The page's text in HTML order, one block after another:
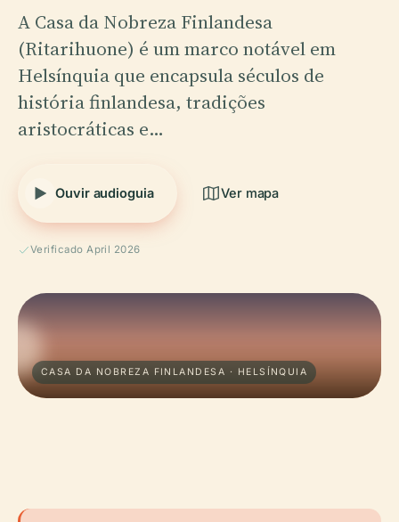
A Casa da Nobreza Finlandesa
(Ritarihuone) é um marco notável em
Helsínquia que encapsula séculos de
história finlandesa, tradições
aristocráticas e…
Ouvir audioguia Ver mapa
Verificado April 2026
CASA DA NOBREZA FINLANDESA · HELSÍNQUIA